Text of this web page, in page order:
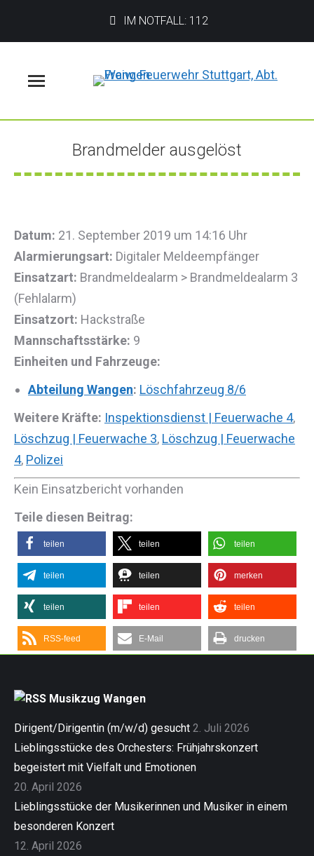
IM NOTFALL: 112
Brandmelder ausgelöst
Sie befinden sich hier:
Datum: 21. September 2019 um 14:16 Uhr
Alarmierungsart: Digitaler Meldeempfänger
Einsatzart: Brandmeldealarm > Brandmeldealarm 3
(Fehlalarm)
Einsatzort: Hackstraße
Mannschaftsstärke: 9
Einheiten und Fahrzeuge:
Abteilung Wangen: Löschfahrzeug 8/6
Weitere Kräfte: Inspektionsdienst | Feuerwache 4,
Löschzug | Feuerwache 3, Löschzug | Feuerwache
4, Polizei
Kein Einsatzbericht vorhanden
Teile diesen Beitrag:
teilen teilen teilen
teilen teilen merken
teilen teilen teilen
RSS-feed E-Mail drucken
Musikzug Wangen
Dirigent/Dirigentin (m/w/d) gesucht 2. Juli 2026
Lieblingsstücke des Orchesters: Frühjahrskonzert
begeistert mit Vielfalt und Emotionen
20. April 2026
Lieblingsstücke der Musikerinnen und Musiker in einem
besonderen Konzert
12. April 2026